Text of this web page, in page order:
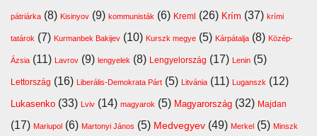
pátriárka (8) Kisinyov (9) kommunisták (6) Kreml (26) Krím (37) krími
tatárok (7) Kurmanbek Bakijev (10) Kurszk megye (5) Kárpátalja (8) Közép-
Ázsia (11) Lavrov (9) lengyelek (8) Lengyelország (17) Lenin (5)
Lettország (16) Liberális-Demokrata Párt (5) Litvánia (11) Luganszk (12)
Lukasenko (33) Lviv (14) magyarok (5) Magyarország (32) Majdan
(17) Mariupol (6) Martonyi János (5) Medvegyev (49) Merkel (5) Minszk